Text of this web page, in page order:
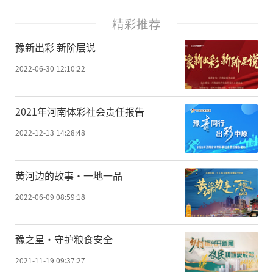
精彩推荐
豫新出彩 新阶层说
2022-06-30 12:10:22
2021年河南体彩社会责任报告
2022-12-13 14:28:48
黄河边的故事·一地一品
2022-06-09 08:59:18
豫之星·守护粮食安全
2021-11-19 09:37:27